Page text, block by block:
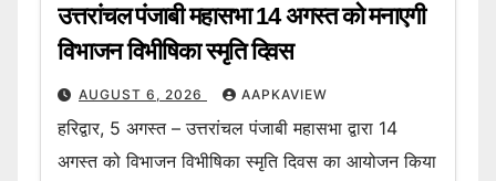
उत्तरांचल पंजाबी महासभा 14 अगस्त को मनाएगी
विभाजन विभीषिका स्मृति दिवस
AUGUST 6, 2026 AAPKAVIEW
हरिद्वार, 5 अगस्त – उत्तरांचल पंजाबी महासभा द्वारा 14
अगस्त को विभाजन विभीषिका स्मृति दिवस का आयोजन किया